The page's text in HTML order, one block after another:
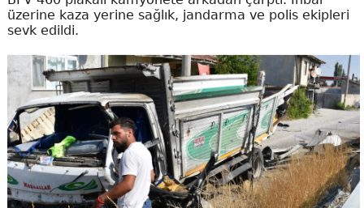
üzerine kaza yerine sağlık, jandarma ve polis ekipleri
sevk edildi.